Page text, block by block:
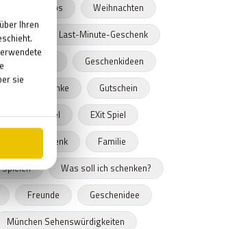
Geschenktipps
Weihnachten
Last-Minute-Geschenk
Geschenkideen
Geschenke
Gutschein
Spiel
EXit Spiel
Geschenk
Familie
Spielen
Was soll ich schenken?
Freunde
Geschenidee
München Sehenswürdigkeiten